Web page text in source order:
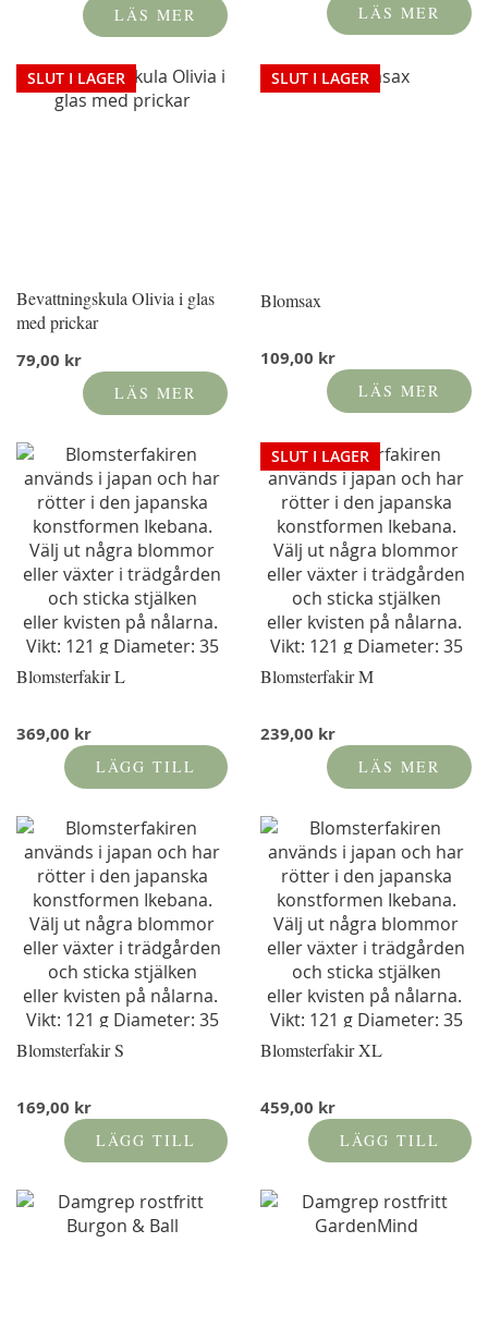
LÄS MER LÄS MER
SLUT I LAGER
Bevattningskula Olivia i glas
med prickar
79,00 kr
LÄS MER
SLUT I LAGER
Blomsax
109,00 kr
LÄS MER
Blomsterfakir L
369,00 kr
LÄGG TILL
SLUT I LAGER
Blomsterfakir M
239,00 kr
LÄS MER
Blomsterfakir S
169,00 kr
LÄGG TILL
Blomsterfakir XL
459,00 kr
LÄGG TILL